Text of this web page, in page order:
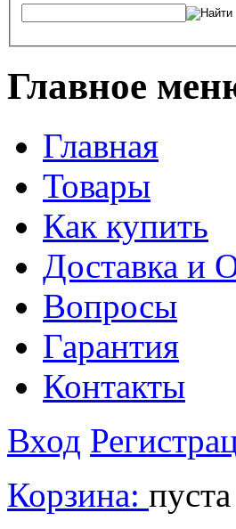
Главное
Главная
Товары
Как купить
Доставка и
Вопросы
Гарантия
Контакты
Вход
Корзина: пуста